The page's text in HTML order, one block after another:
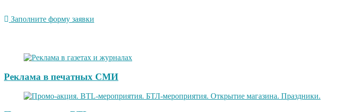
Заполните форму заявки
Реклама в печатных СМИ